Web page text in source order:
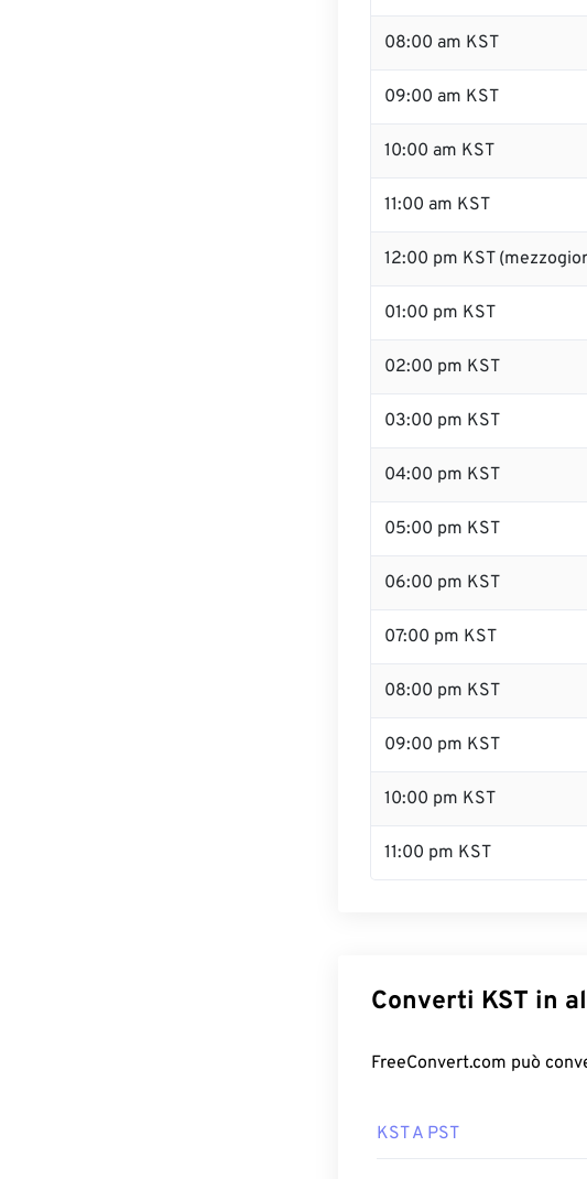
08:00 am KST
09:00 am KST
10:00 am KST
11:00 am KST
12:00 pm KST
01:00 pm KST
02:00 pm KST
03:00 pm KST
04:00 pm KST
05:00 pm KST
06:00 pm KST
07:00 pm KST
08:00 pm KST
09:00 pm KST
10:00 pm KST
11:00 pm KST
Converti KST in
FreeConvert.com può
KST A PST